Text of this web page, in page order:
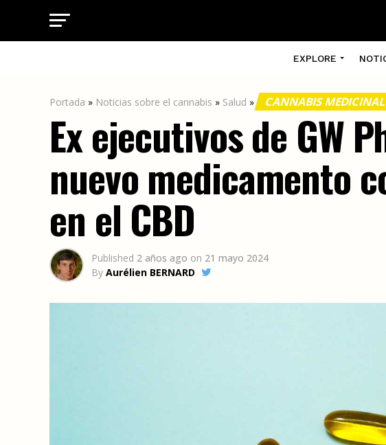
EXPLORE
Portada » Noticias sobre el cannabis » Salud » CANNABIS MEDICINAL
Ex ejecutivos de GW
nuevo medicamento
en el CBD
Published 2 años ago on 21 mayo 2024
By Aurélien BERNARD